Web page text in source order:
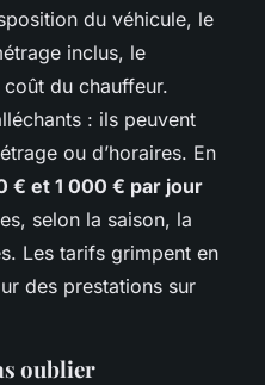
du véhicule, le
inclus, le
du chauffeur.
: ils peuvent
ou d’horaires. En
€ et 1 000 € par jour
selon la saison, la
Les tarifs grimpent en
des prestations sur
oublier